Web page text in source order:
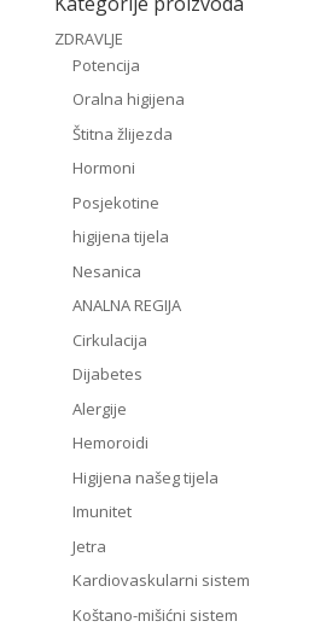
ZDRAVLJE
Potencija
Oralna higijena
Štitna žlijezda
Hormoni
Posjekotine
higijena tijela
Nesanica
ANALNA REGIJA
Cirkulacija
Dijabetes
Alergije
Hemoroidi
Higijena našeg tijela
Imunitet
Jetra
Kardiovaskularni sistem
Koštano-mišićni sistem